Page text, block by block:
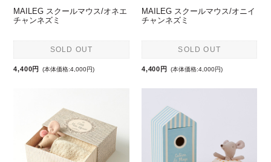
MAILEG スクールマウス/オネエ
チャンネズミ
SOLD OUT
4,400円 (本体価格:4,000円)
MAILEG スクールマウス/オニイ
チャンネズミ
SOLD OUT
4,400円 (本体価格:4,000円)